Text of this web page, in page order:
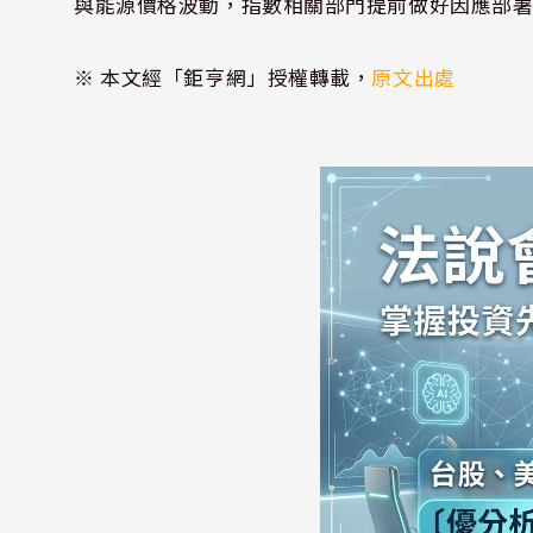
※ 本文經「鉅亨網」授權轉載，原文出處